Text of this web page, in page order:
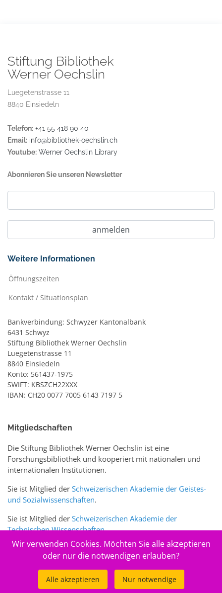
Stiftung Bibliothek
Werner Oechslin
Luegetenstrasse 11
8840 Einsiedeln
Telefon: +41 55 418 90 40
Email: info@bibliothek-oechslin.ch
Youtube: Werner Oechslin Library
Abonnieren Sie unseren Newsletter
Weitere Informationen
Öffnungszeiten
Kontakt / Situationsplan
Bankverbindung: Schwyzer Kantonalbank
6431 Schwyz
Stiftung Bibliothek Werner Oechslin
Luegetenstrasse 11
8840 Einsiedeln
Konto: 561437-1975
SWIFT: KBSZCH22XXX
IBAN: CH20 0077 7005 6143 7197 5
Mitgliedschaften
Die Stiftung Bibliothek Werner Oechslin ist eine
Forschungsbibliothek und kooperiert mit nationalen und
internationalen Institutionen.
Sie ist Mitglied der Schweizerischen Akademie der Geistes-
und Sozialwissenschaften.
Sie ist Mitglied der Schweizerischen Akademie der
Technischen Wissenschaften.
Sie ist zudem Mitglied des Schweizer Portalswww.sciences-
Wir verwenden Cookies. Möchten Sie alle akzeptieren
oder nur die notwendigen erlauben?
Alle akzeptieren Nur notwendige